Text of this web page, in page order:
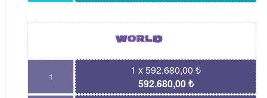
1
1 x 592.680,00 ₺
592.680,00 ₺